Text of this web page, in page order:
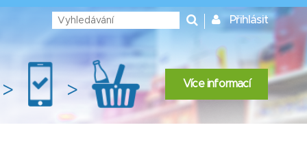
Přihlásit
> > Více informací